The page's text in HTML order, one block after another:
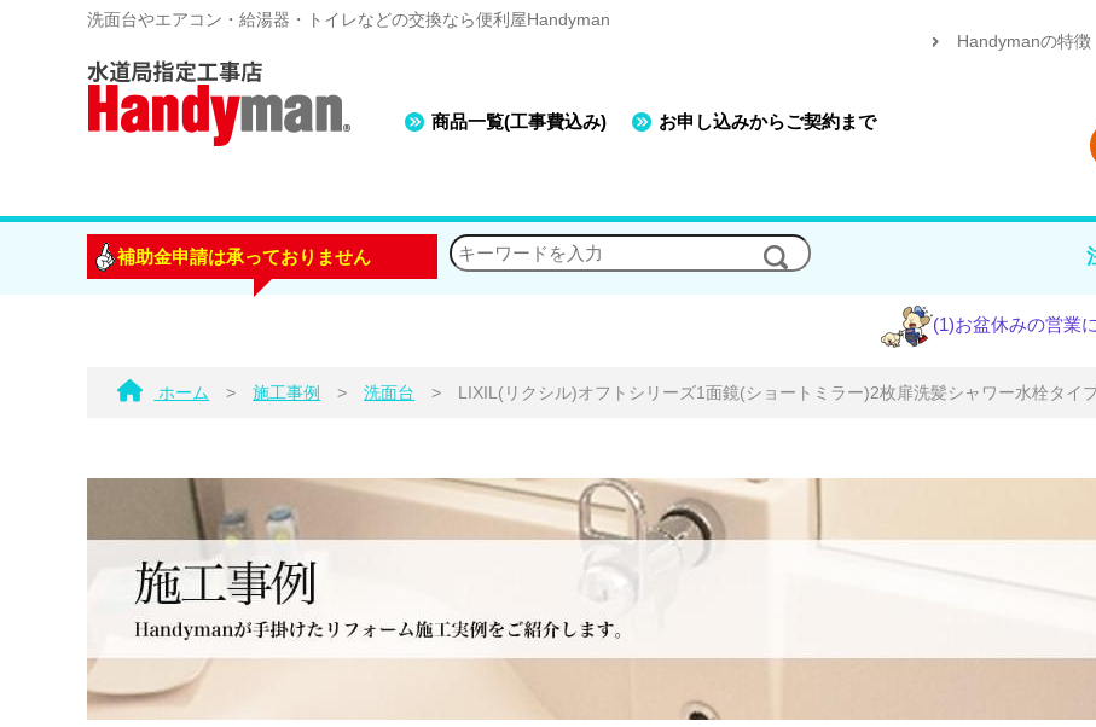
洗面台やエアコン・給湯器・トイレなどの交換なら便利屋Handyman
商品一覧(工事費込み) お申し込みからご契約まで
Handymanの特徴
補助金申請は承っておりません
(1)お盆休みの営業について(2)エ
ホーム > 施工事例 > 洗面台 > LIXIL(リクシル)オフトシリーズ1面鏡(ショートミラー)2枚扉洗髪シャワー水栓タイ